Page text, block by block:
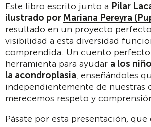
Este libro escrito junto a Pilar
ilustrado por Mariana Pereyra
resultado en un proyecto
visibilidad a esta diversidad
comprendida. Un cuento
herramienta para ayudar a los
la acondroplasia, enseñándoles
independientemente de nuestras
merecemos respeto y
Pásate por esta presentación, que